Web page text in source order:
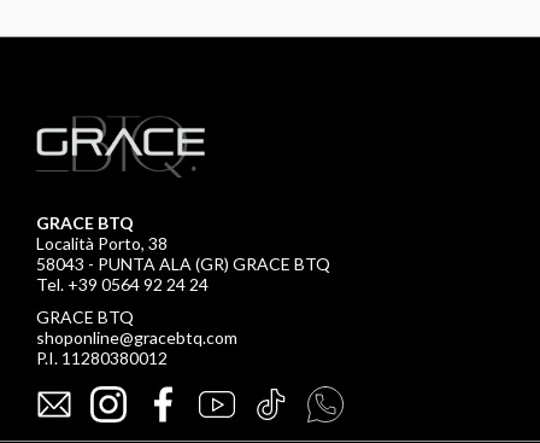
GRACE BTQ
Località Porto, 38
58043 - PUNTA ALA (GR) GRACE BTQ
Tel. +39 0564 92 24 24
GRACE BTQ
shoponline@gracebtq.com
P.I. 11280380012